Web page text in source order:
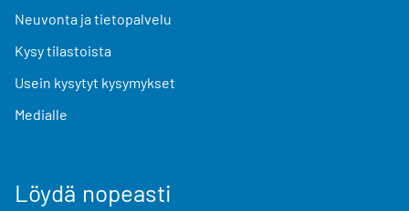
Neuvonta ja tietopalvelu
Kysy tilastoista
Usein kysytyt kysymykset
Medialle
Löydä nopeasti